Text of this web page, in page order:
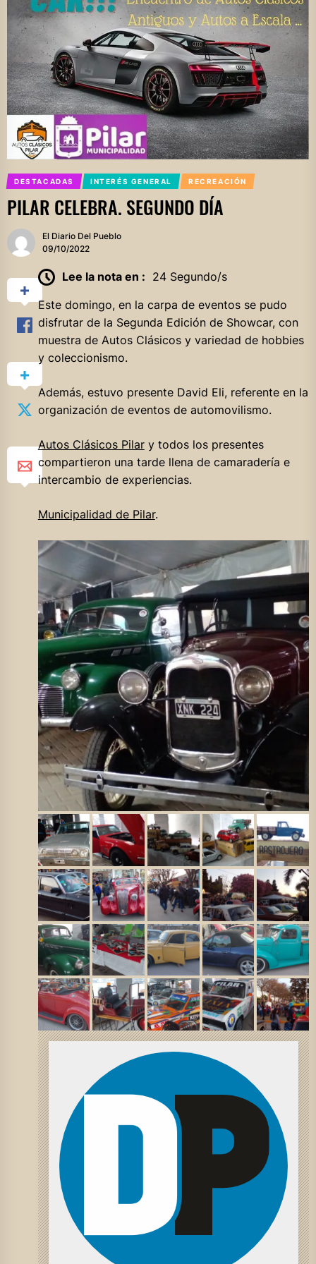
DESTACADAS INTERÉS GENERAL RECREACIÓN
PILAR CELEBRA. SEGUNDO DÍA
El Diario Del Pueblo
09/10/2022
Lee la nota en : 24 Segundo/s
Este domingo, en la carpa de eventos se pudo
disfrutar de la Segunda Edición de Showcar, con
muestra de Autos Clásicos y variedad de hobbies
y coleccionismo.
Además, estuvo presente David Eli, referente en la
organización de eventos de automovilismo.
Autos Clásicos Pilary todos los presentes
compartieron una tarde llena de camaradería e
intercambio de experiencias.
Municipalidad de Pilar.